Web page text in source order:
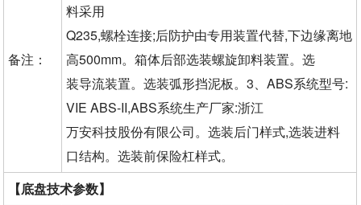
备注：
料采用
Q235,螺栓连接;后防护由专用装置代替,下边缘离地
高500mm。箱体后部选装螺旋卸料装置。选
装导流装置。选装弧形挡泥板。3、ABS系统型号:
VIE ABS-II,ABS系统生产厂家:浙江
万安科技股份有限公司。选装后门样式,选装进料
口结构。选装前保险杠样式。
【底盘技术参数】